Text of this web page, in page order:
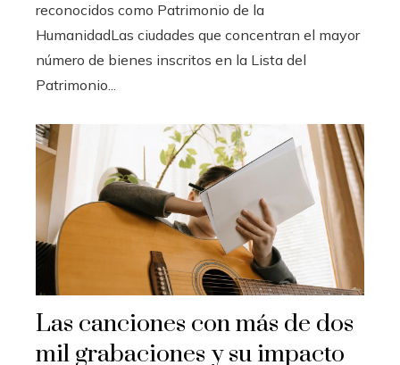
reconocidos como Patrimonio de la
HumanidadLas ciudades que concentran el mayor
número de bienes inscritos en la Lista del
Patrimonio...
Las canciones con más de dos
mil grabaciones y su impacto